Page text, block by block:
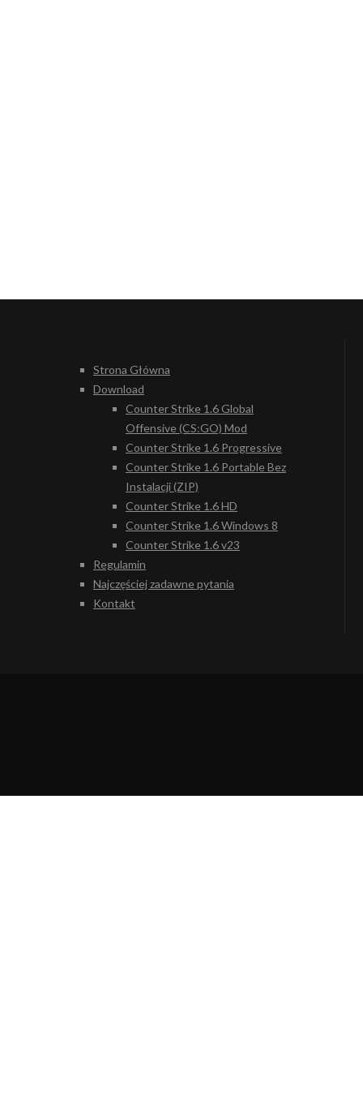
Strona Główna
Download
Counter Strike 1.6 Global
Offensive (CS:GO) Mod
Counter Strike 1.6 Progressive
Counter Strike 1.6 Portable Bez
Instalacji (ZIP)
Counter Strike 1.6 HD
Counter Strike 1.6 Windows 8
Counter Strike 1.6 v23
Regulamin
Najczęściej zadawne pytania
Kontakt